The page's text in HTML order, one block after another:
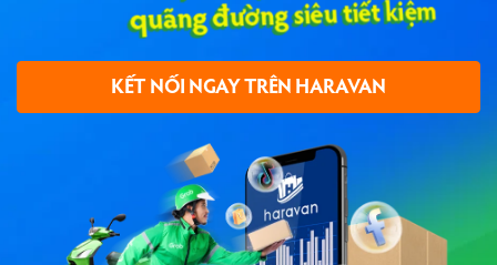
KẾT NỐI NGAY TRÊN HARAVAN